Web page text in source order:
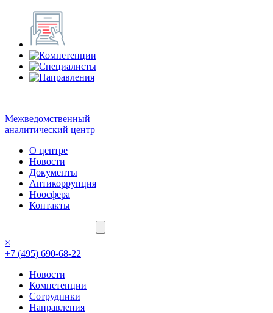
Межведомственный
аналитический центр
О центре
Новости
Документы
Антикоррупция
Ноосфера
Контакты
×
+7 (495) 690-68-22
Новости
Компетенции
Сотрудники
Направления